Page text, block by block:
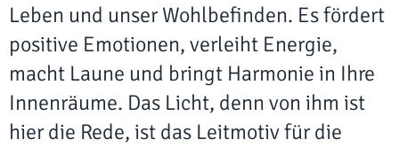
Leben und unser Wohlbefinden. Es fördert
positive Emotionen, verleiht Energie,
macht Laune und bringt Harmonie in Ihre
Innenräume. Das Licht, denn von ihm ist
hier die Rede, ist das Leitmotiv für die